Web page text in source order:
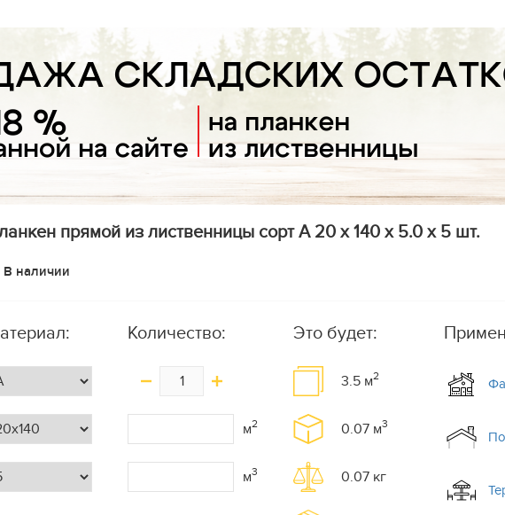
прямой из лиственницы сорт А 20 x 140 x 5.0 x 5 шт.
В наличии
Количество:
м2
м3
Это будет:
3.5 м2
0.07 м3
0.07 кг